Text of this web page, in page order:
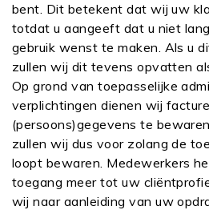
bent. Dit betekent dat wij uw
totdat u aangeeft dat u niet
gebruik wenst te maken. Als u
zullen wij dit tevens opvatten
Op grond van toepasselijke
verplichtingen dienen wij
(persoons)gegevens te
zullen wij dus voor zolang de
loopt bewaren. Medewerkers
toegang meer tot uw
wij naar aanleiding van uw